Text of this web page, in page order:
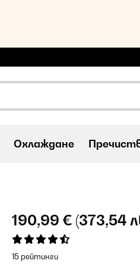
Охлаждане
190,99 € (373,54
15 рейтинги